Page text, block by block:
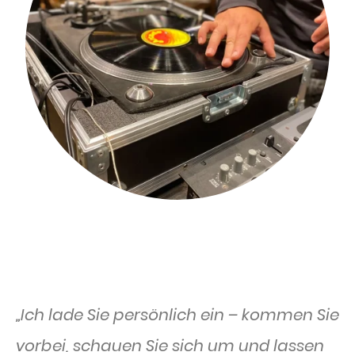
„Ich lade Sie persönlich ein – kommen Sie
vorbei, schauen Sie sich um und lassen